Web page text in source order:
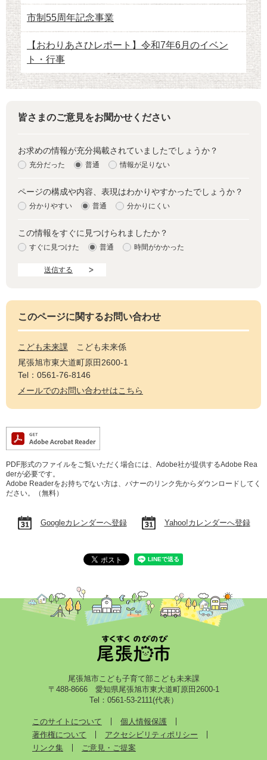
市制55周年記念事業
【おわりあさひレポート】令和7年6月のイベン
ト・行事
皆さまのご意見をお聞かせください
お求めの情報が充分掲載されていましたでしょうか？
充分だった 普通 情報が足りない
ページの構成や内容、表現はわかりやすかったでしょうか？
分かりやすい 普通 分かりにくい
この情報をすぐに見つけられましたか？
すぐに見つけた 普通 時間がかかった
このページに関するお問い合わせ
こども未来課
こども未来係
尾張旭市東大道町原田2600-1
Tel：0561-76-8146
メールでのお問い合わせはこちら
PDF形式のファイルをご覧いただく場合には、Adobe社が提供するAdobe Rea
derが必要です。
Adobe Readerをお持ちでない方は、バナーのリンク先からダウンロードしてく
ださい。（無料）
Googleカレンダーへ登録 Yahoo!カレンダーへ登録
尾張旭市こども子育て部こども未来課
〒488-8666 愛知県尾張旭市東大道町原田2600-1
Tel：0561-53-2111(代表）
このサイトについて
個人情報保護
著作権について
アクセシビリティポリシー
リンク集
ご意見・ご提案